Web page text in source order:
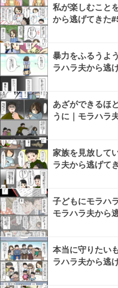
私が楽しむこと
から逃げてきた
暴力をふるうよ
ラハラ夫から逃
あざができるほ
うに｜モラハラ
家族を見放して
ラ夫から逃げて
子どもにモラハ
モラハラ夫から
本当に守りたい
ラハラ夫から逃